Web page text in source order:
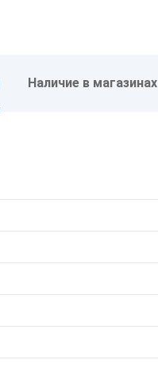
Наличие в магазинах